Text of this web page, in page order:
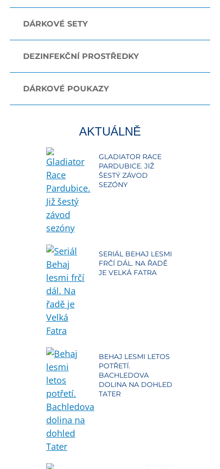
DÁRKOVÉ SETY
DEZINFEKČNÍ PROSTŘEDKY
DÁRKOVÉ POUKAZY
AKTUÁLNĚ
GLADIATOR RACE
PARDUBICE. JIŽ
ŠESTÝ ZÁVOD
SEZÓNY
SERIÁL BEHAJ LESMI
FRČÍ DÁL. NA ŘADĚ
JE VELKÁ FATRA
BEHAJ LESMI LETOS
POTŘETÍ.
BACHLEDOVA
DOLINA NA DOHLED
TATER